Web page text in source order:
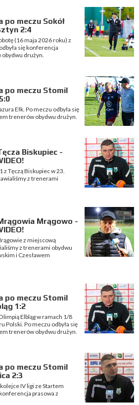
po meczu Sokół
2:4
(16 maja 2026 roku) z
się konferencja
obydwu drużyn.
po meczu Stomil
Ełk. Po meczu odbyła się
trenerów obydwu drużyn.
Biskupiec -
z Tęczą Biskupiec w 23.
z trenerami
Mrągowo -
z miejscową
z trenerami obydwu
i Czesławem
po meczu Stomil
1:2
Elbląg w ramach 1/8
Polski. Po meczu odbyła się
trenerów obydwu drużyn.
po meczu Stomil
2:3
IV ligi ze Startem
prasowa z